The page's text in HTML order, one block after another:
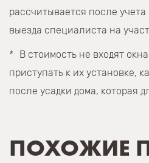
рассчитывается после
выезда специалиста на
В стоимость не входят
приступать к их установке,
после усадки дома, которая
ПОХОЖИЕ